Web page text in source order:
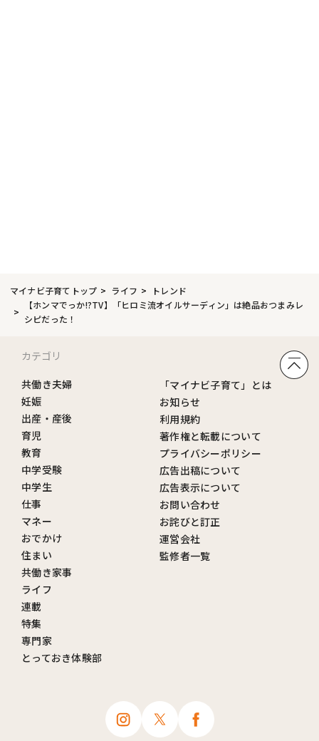
マイナビ子育てトップ ライフ
トレンド
【ホンマでっか!?TV】「ヒロミ流オイルサーディン」は絶品おつまみレ
シピだった！
カテゴリ
共働き夫婦
妊娠
出産・産後
育児
教育
中学受験
中学生
仕事
マネー
おでかけ
住まい
共働き家事
ライフ
連載
特集
専門家
とっておき体験部
「マイナビ子育て」とは
お知らせ
利用規約
著作権と転載について
プライバシーポリシー
広告出稿について
広告表示について
お問い合わせ
お詫びと訂正
運営会社
監修者一覧